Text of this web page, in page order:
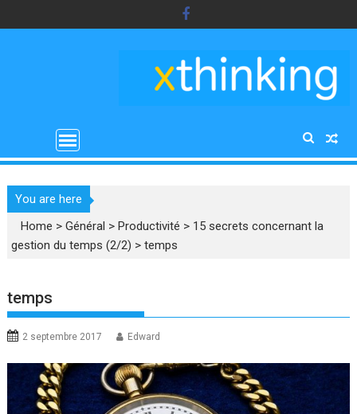
to
You are here
Home >Général >Productivité > 15 secrets concernant la
gestion du temps (2/2) >temps
temps
2 septembre 2017 Edward